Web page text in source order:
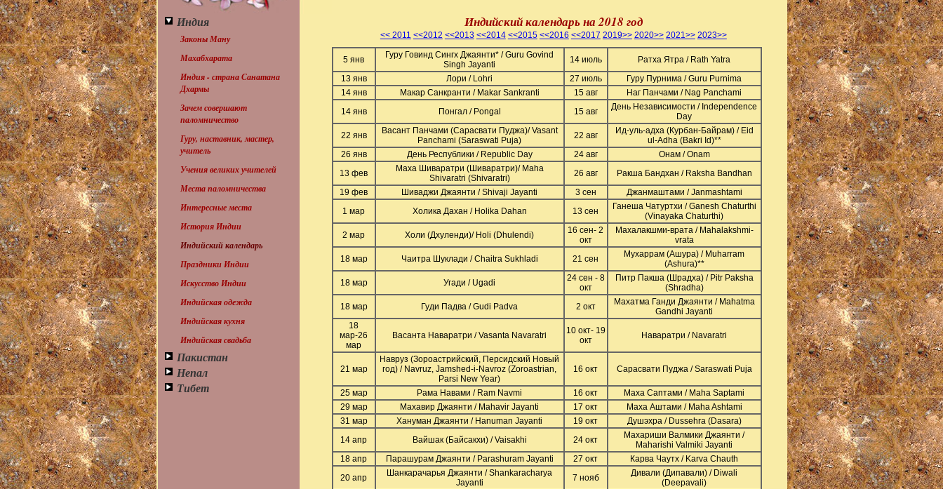
Индия
Законы Ману
Махабхарата
Индия - страна Санатана
Дхармы
Зачем совершают
паломничество
Гуру, наставник, мастер,
учитель
Учения великих учителей
Места паломничества
Интересные места
История Индии
Индийский календарь
Праздники Индии
Искусство Индии
Индийская одежда
Индийская кухня
Индийская свадьба
Пакистан
Непал
Тибет
Индийский календарь на 2018 год
<< 2011 <<2012 <<2013 <<2014 <<2015 <<2016 <<2017 2019>> 2020>> 2021>> 2023>>
5 янв
Гуру Говинд Сингх Джаянти* / Guru Govind
Singh Jayanti
14 июль
Ратха Ятра / Rath Yatra
13 янв
Лори / Lohri 27 июль
Гуру Пурнима / Guru Purnima
14 янв
Макар Санкранти / Makar Sankranti 15 авг
Наг Панчами / Nag Panchami
14 янв
Понгал / Pongal 15 авг
День Независимости / Independence
Day
22 янв
Васант Панчами (Сарасвати Пуджа)/ Vasant
Panchami (Saraswati Puja)
22 авг
Ид-уль-адха (Курбан-Байрам) / Eid
ul-Adha (Bakri Id)**
26 янв
День Республики / Republic Day 24 авг
Онам / Onam
13 фев
Маха Шиваратри (Шиваратри)/ Maha
Shivaratri (Shivaratri)
26 авг
Ракша Бандхан / Raksha Bandhan
19 фев
Шиваджи Джаянти / Shivaji Jayanti 3 сен
Джанмаштами / Janmashtami
1 мар
Холика Дахан / Holika Dahan 13 сен
Ганеша Чатуртхи / Ganesh Chaturthi
(Vinayaka Chaturthi)
2 мар
Холи (Дхуленди)/ Holi (Dhulendi)
16 сен- 2
окт
Махалакшми-врата / Mahalakshmi-
vrata
18 мар
Чаитра Шуклади / Chaitra Sukhladi 21 сен
Мухаррам (Ашура) / Muharram
(Ashura)**
18 мар
Угади / Ugadi
24 сен - 8
окт
Питр Пакша (Шрадха) / Pitr Paksha
(Shradha)
18 мар
Гуди Падва / Gudi Padva 2 окт
Махатма Ганди Джаянти / Mahatma
Gandhi Jayanti
18
мар-26
мар
Васанта Наваратри / Vasanta Navaratri
10 окт- 19
окт
Наваратри / Navaratri
21 мар
Навруз (Зороастрийский, Персидский Новый
год) / Navruz, Jamshed-i-Navroz (Zoroastrian,
Parsi New Year)
16 окт Сарасвати Пуджа / Saraswati Puja
25 мар Рама Навами / Ram Navmi 16 окт
Маха Саптами / Maha Saptami
29 мар
Махавир Джаянти / Mahavir Jayanti 17 окт
Маха Аштами / Maha Ashtami
31 мар
Хануман Джаянти / Hanuman Jayanti 19 окт
Душэхра / Dussehra (Dasara)
14 апр
Вайшак (Байсакхи) / Vaisakhi 24 окт
Махариши Валмики Джаянти /
Maharishi Valmiki Jayanti
18 апр
Парашурам Джаянти / Parashuram Jayanti 27 окт
Карва Чаутх / Karva Chauth
20 апр
Шанкарачарья Джаянти / Shankaracharya
Jayanti
7 нояб
Дивали (Дипавали) / Diwali
(Deepavali)